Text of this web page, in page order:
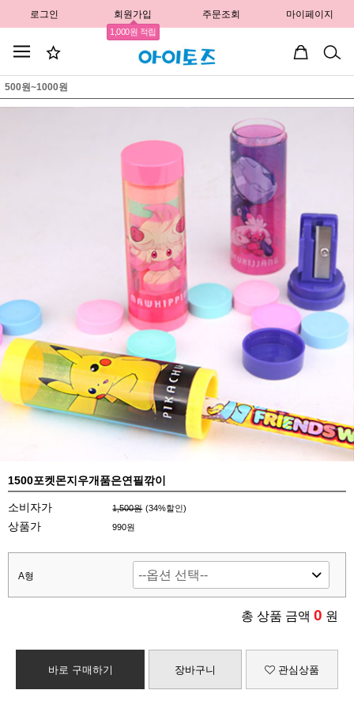
로그인 회원가입
1,000원 적립
주문조회 마이페이지
500원~1000원
1500포켓몬지우개품은연필깎이
소비자가 1,500원 (34%할인)
상품가 990원
A형
총 상품 금액 0 원
바로 구매하기 장바구니 관심상품